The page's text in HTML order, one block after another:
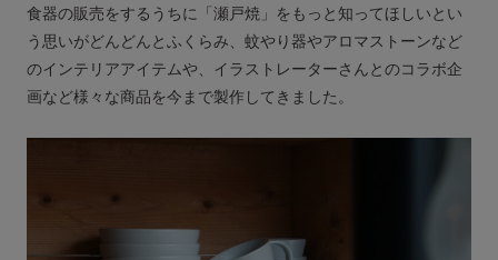
食器の販売をするうちに「瀬戸焼」をもっと知ってほしいとい
う思いがどんどんとふくらみ、蚊やり器やアロマストーンなど
のインテリアアイテムや、イラストレーターさんとのコラボ企
画など様々な商品を今まで製作してきました。